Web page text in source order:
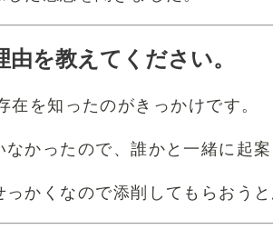
を教えてください。
を知ったのがきっかけです。
かったので、誰かと一緒に起
かくなので添削してもらおうと